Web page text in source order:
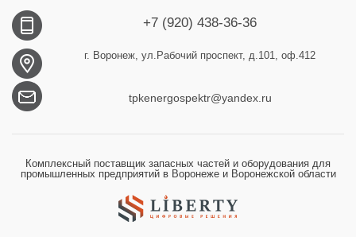
+7 (920) 438-36-36
г. Воронеж, ул.Рабочий проспект, д.101, оф.412
tpkenergospektr@yandex.ru
Комплексный поставщик запасных частей и оборудования для
промышленных предприятий в Воронеже и Воронежской области